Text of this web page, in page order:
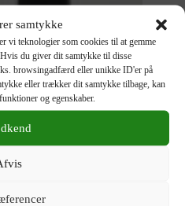
samtykke
vi teknologier som cookies til at gemme
du giver dit samtykke til disse
browsingadfærd eller unikke ID'er på
eller trækker dit samtykke tilbage, kan
og egenskaber.